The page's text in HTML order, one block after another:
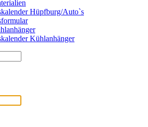
Hüpfburg/Auto`s
Kühlanhänger